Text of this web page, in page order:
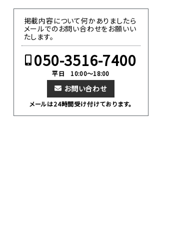
掲載内容について何かありましたら
メールでのお問い合わせをお願いい
たします。
050-3516-7400
平日 10:00～18:00
お問い合わせ
メールは24時間受け付けております。